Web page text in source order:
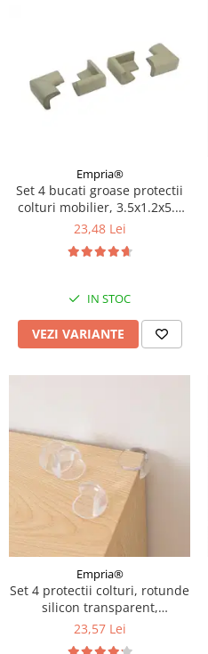
Empria®
Set 4 bucati groase protectii
colturi mobilier, 3.5x1.2x5.5
cm, Diverse culori
23,48 Lei
IN STOC
VEZI VARIANTE
Empria®
Set 4 protectii colturi, rotunde
silicon transparent,
4.3x3.0x2.0 cm
23,57 Lei